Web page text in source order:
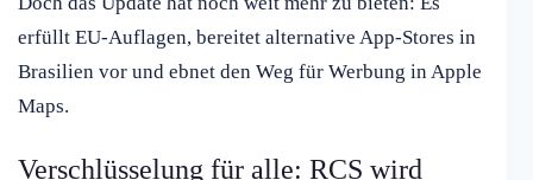
erfüllt EU-Auflagen, bereitet alternative App-Stores in
Brasilien vor und ebnet den Weg für Werbung in Apple
Maps.
Verschlüsselung für alle: RCS wird